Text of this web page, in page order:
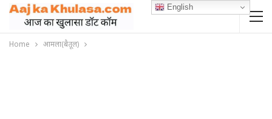
Home आमला(बैतूल)
English